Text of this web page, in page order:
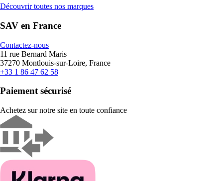
Découvrir toutes nos marques
SAV en France
Contactez-nous
11 rue Bernard Maris
37270 Montlouis-sur-Loire, France
+33 1 86 47 62 58
Paiement sécurisé
Achetez sur notre site en toute confiance